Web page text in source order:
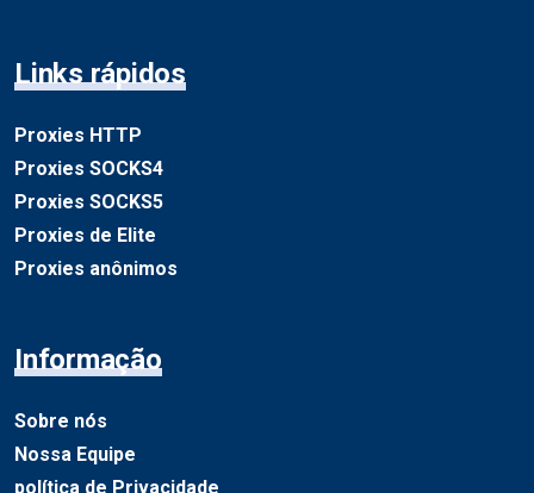
Links rápidos
Proxies HTTP
Proxies SOCKS4
Proxies SOCKS5
Proxies de Elite
Proxies anônimos
Informação
Sobre nós
Nossa Equipe
política de Privacidade